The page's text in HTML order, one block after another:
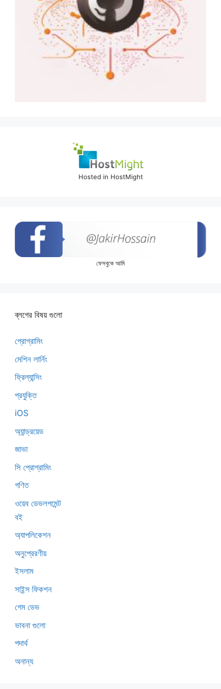
Hosted in HostMight
ফেসবুকে আমি
ব্লগের বিষয় গুলো
প্রোগ্রামিং
মেশিন লার্নিং
ফ্রিল্যান্সিং
প্রযুক্তি
iOS
অ্যান্ড্রয়েড
জাভা
সি প্রোগ্রামিং
গণিত
ওয়েব ডেভলপমেন্ট
বই
অ্যাপলিকেশন
অনুপ্রেরণীয়
ইসলাম
সাইন্স ফিকশন
গেম ডেভ
ভাবনা গুলো
পদার্থ
অনান্য